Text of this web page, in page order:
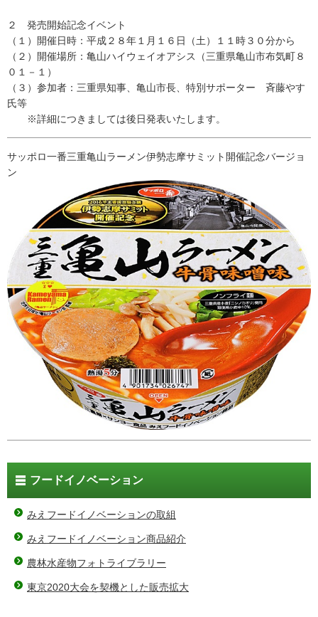
２ 発売開始記念イベント
（１）開催日時：平成２８年１月１６日（土）１１時３０分から
（２）開催場所：亀山ハイウェイオアシス（三重県亀山市布気町８
０１－１）
（３）参加者：三重県知事、亀山市長、特別サポーター 斉藤やす
氏等
※詳細につきましては後日発表いたします。
サッポロ一番三重亀山ラーメン伊勢志摩サミット開催記念バージョ
ン
フードイノベーション
みえフードイノベーションの取組
みえフードイノベーション商品紹介
農林水産物フォトライブラリー
東京2020大会を契機とした販売拡大